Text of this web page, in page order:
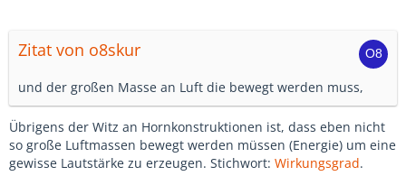
Zitat von o8skur
und der großen Masse an Luft die bewegt werden muss,
Übrigens der Witz an Hornkonstruktionen ist, dass eben nicht
so große Luftmassen bewegt werden müssen (Energie) um eine
gewisse Lautstärke zu erzeugen. Stichwort: Wirkungsgrad.